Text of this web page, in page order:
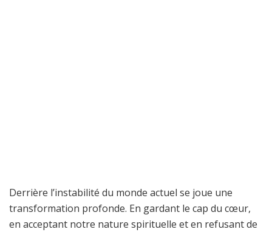
Derrière l’instabilité du monde actuel se joue une
transformation profonde. En gardant le cap du cœur,
en acceptant notre nature spirituelle et en refusant de